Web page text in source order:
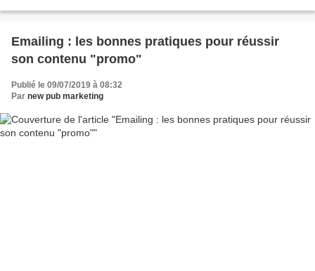
Emailing : les bonnes pratiques pour réussir
son contenu "promo"
Publié le 09/07/2019 à 08:32
Par new pub marketing